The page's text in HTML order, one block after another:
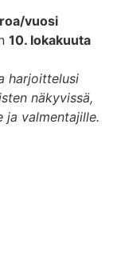
vuosi
10. lokakuuta
harjoittelusi
näkyvissä,
ja valmentajille.